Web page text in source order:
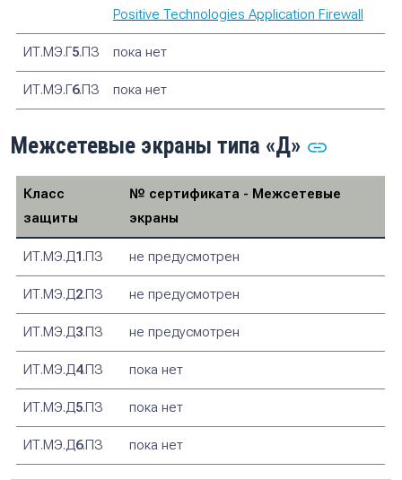
Positive Technologies Application Firewall
ИТ.МЭ.Г5.ПЗ пока нет
ИТ.МЭ.Г6.ПЗ пока нет
Межсетевые экраны типа «Д»
Класс
защиты
№ сертификата - Межсетевые
экраны
ИТ.МЭ.Д1.ПЗ не предусмотрен
ИТ.МЭ.Д2.ПЗ не предусмотрен
ИТ.МЭ.Д3.ПЗ не предусмотрен
ИТ.МЭ.Д4.ПЗ пока нет
ИТ.МЭ.Д5.ПЗ пока нет
ИТ.МЭ.Д6.ПЗ пока нет